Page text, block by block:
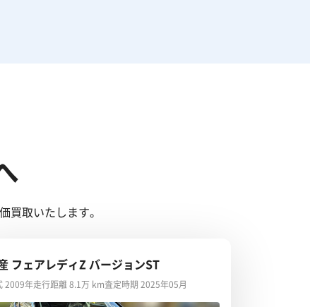
取いたします。
フェアレディZ バージョンST
2009年走行距離 8.1万 km査定時期 2025年05月